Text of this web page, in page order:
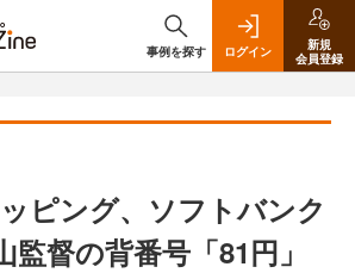
事例を探す ログイン
新規
会員登録
ピング、ソフトバンク
監督の背番号「81円」